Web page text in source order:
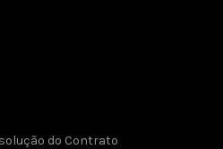
do Contrato